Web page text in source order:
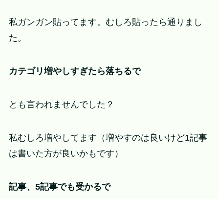
私ガンガン貼ってます。むしろ貼ったら通りまし
た。
カテゴリ増やしすぎたら落ちるで
とも言われませんでした？
私むしろ増やしてます（増やすのは良いけど1記事
は書いた方が良いかもです）
記事、5記事でも受かるで